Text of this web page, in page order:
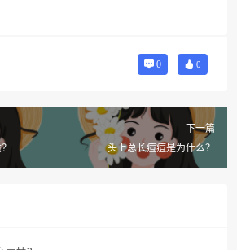
0 0
下一篇
头上总长痘痘是为什么？